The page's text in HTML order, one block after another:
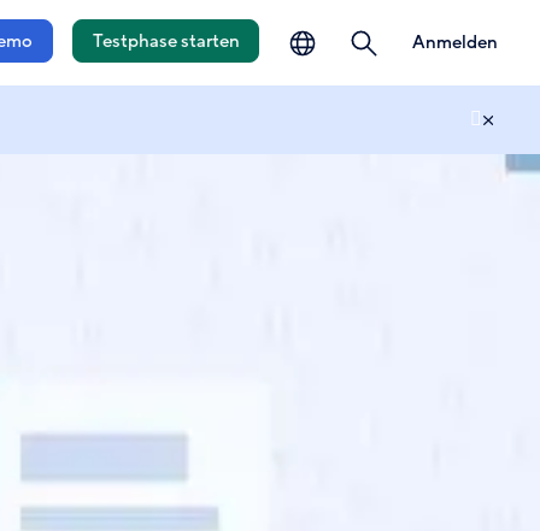
Testphase starten Anmelden
